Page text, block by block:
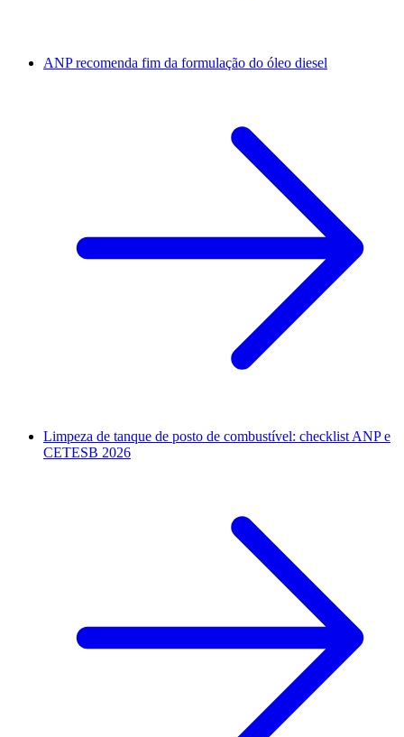
ANP recomenda fim da formulação do óleo diesel
Limpeza de tanque de posto de combustível: checklist ANP e
CETESB 2026